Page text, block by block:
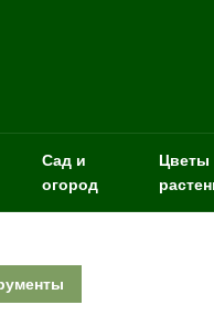
Сад и
огород
Цветы